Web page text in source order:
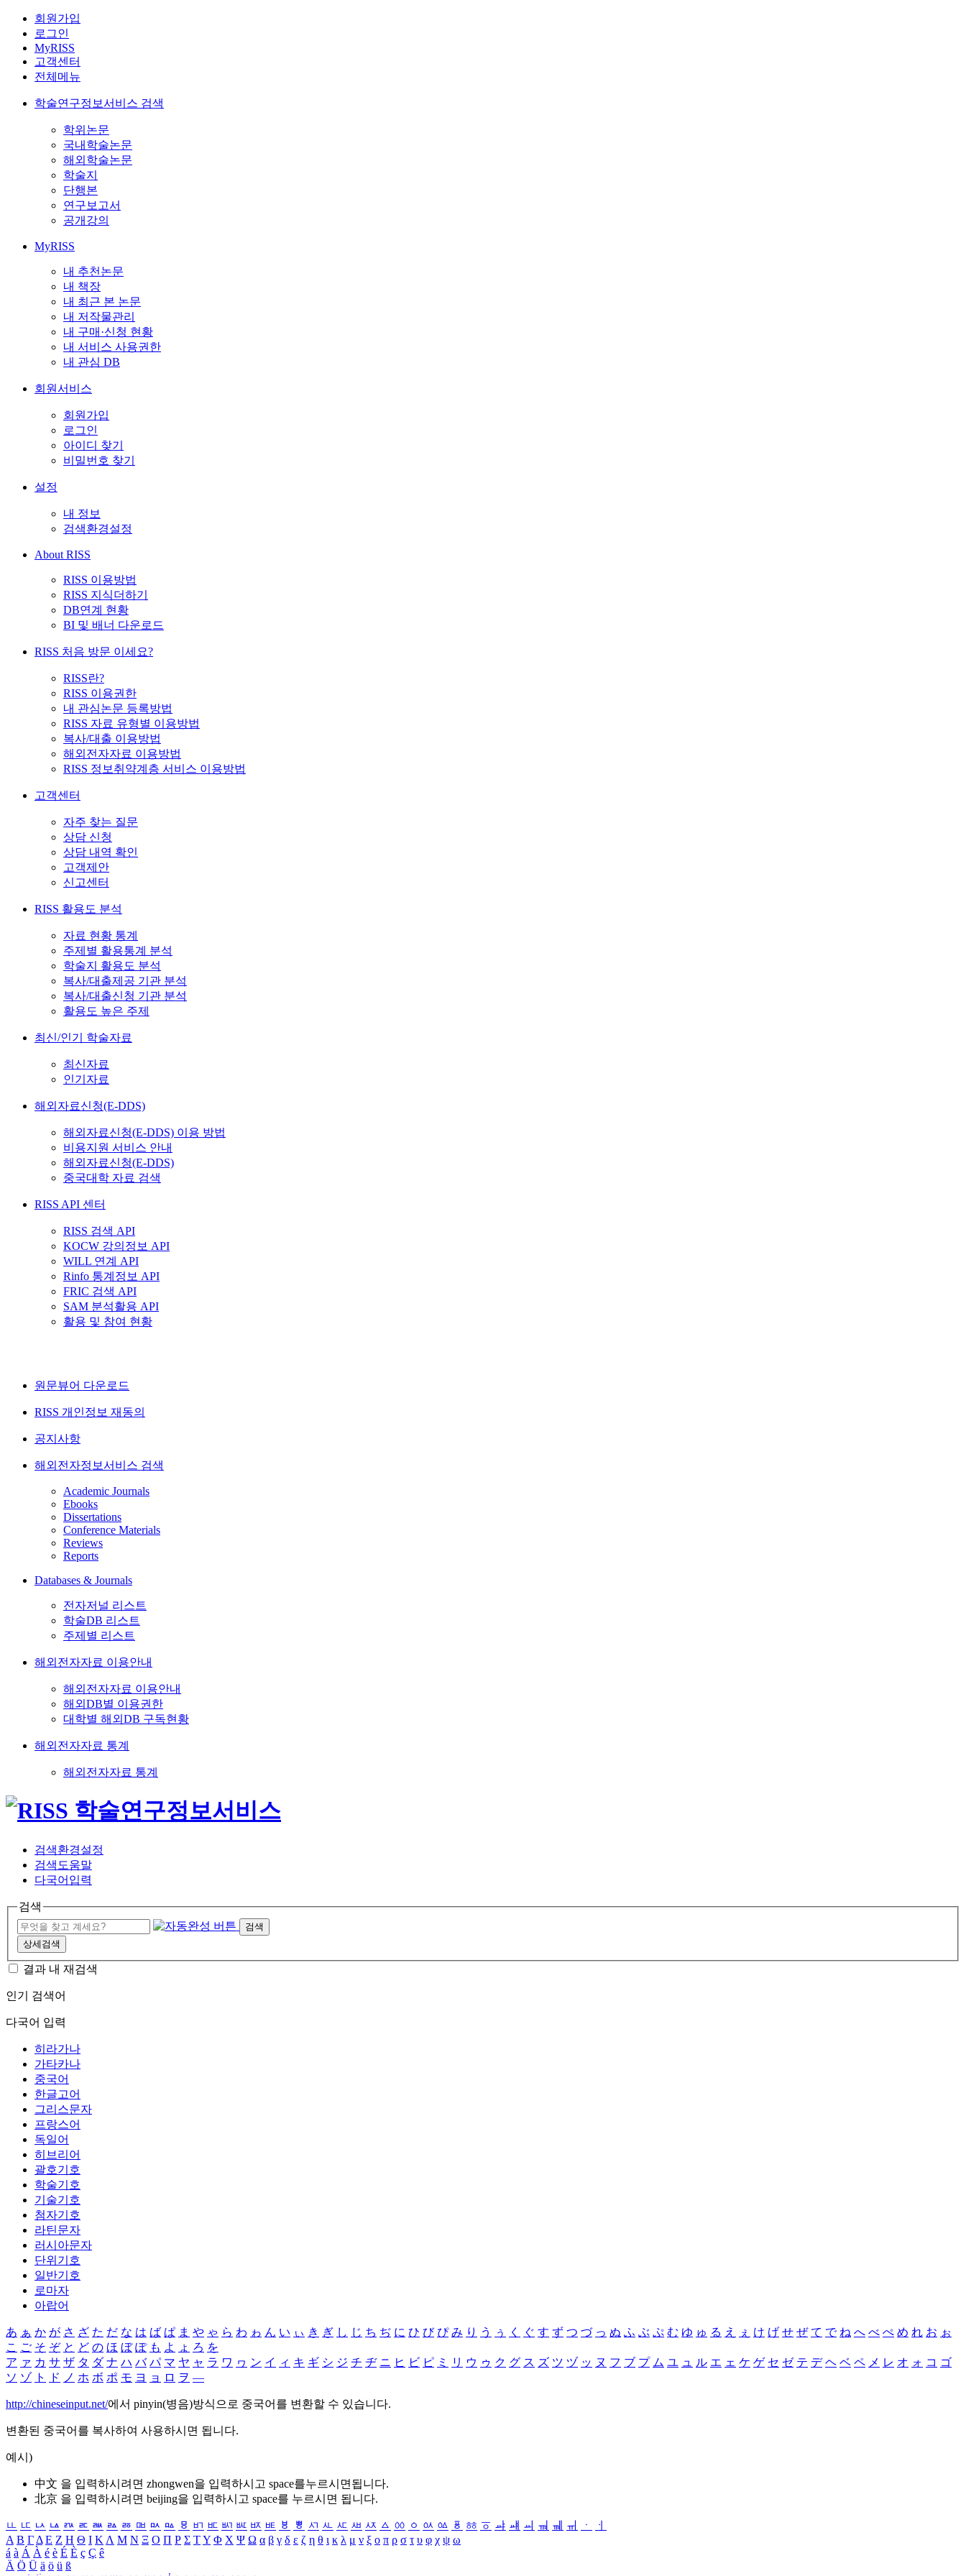
회원가입
로그인
MyRISS
고객센터
전체메뉴
학술연구정보서비스 검색
학위논문
국내학술논문
해외학술논문
학술지
단행본
연구보고서
공개강의
MyRISS
내 추천논문
내 책장
내 최근 본 논문
내 저작물관리
내 구매·신청 현황
내 서비스 사용권한
내 관심 DB
회원서비스
회원가입
로그인
아이디 찾기
비밀번호 찾기
설정
내 정보
검색환경설정
About RISS
RISS 이용방법
RISS 지식더하기
DB연계 현황
BI 및 배너 다운로드
RISS 처음 방문 이세요?
RISS란?
RISS 이용권한
내 관심논문 등록방법
RISS 자료 유형별 이용방법
복사/대출 이용방법
해외전자자료 이용방법
RISS 정보취약계층 서비스 이용방법
고객센터
자주 찾는 질문
상담 신청
상담 내역 확인
고객제안
신고센터
RISS 활용도 분석
자료 현황 통계
주제별 활용통계 분석
학술지 활용도 분석
복사/대출제공 기관 분석
복사/대출신청 기관 분석
활용도 높은 주제
최신/인기 학술자료
최신자료
인기자료
해외자료신청(E-DDS)
해외자료신청(E-DDS) 이용 방법
비용지원 서비스 안내
해외자료신청(E-DDS)
중국대학 자료 검색
RISS API 센터
RISS 검색 API
KOCW 강의정보 API
WILL 연계 API
Rinfo 통계정보 API
FRIC 검색 API
SAM 분석활용 API
활용 및 참여 현황
원문뷰어 다운로드
RISS 개인정보 재동의
공지사항
해외전자정보서비스 검색
Academic Journals
Ebooks
Dissertations
Conference Materials
Reviews
Reports
Databases & Journals
전자저널 리스트
학술DB 리스트
주제별 리스트
해외전자자료 이용안내
해외전자자료 이용안내
해외DB별 이용권한
대학별 해외DB 구독현황
해외전자자료 통계
해외전자자료 통계
검색환경설정
검색도움말
다국어입력
검색
검색
상세검색
결과 내 재검색
인기 검색어
다국어 입력
히라가나
가타카나
중국어
한글고어
그리스문자
프랑스어
독일어
히브리어
괄호기호
학술기호
기술기호
첨자기호
라틴문자
러시아문자
단위기호
일반기호
로마자
아랍어
あ ぁ か が さ ざ た だ な は ば ぱ ま や ゃ ら わ ゎ ん い ぃ き ぎ し じ ち ぢ に ひ び ぴ み り う ぅ く ぐ す ず つ づ っ ぬ ふ ぶ ぷ む ゆ ゅ る え ぇ け げ せ ぜ て で ね へ べ ぺ め れ お ぉ
こ ご そ ぞ と ど の ほ ぼ ぽ も よ ょ ろ を
ア ァ カ サ ザ タ ダ ナ ハ バ パ マ ヤ ャ ラ ワ ヮ ン イ ィ キ ギ シ ジ チ ヂ ニ ヒ ビ ピ ミ リ ウ ゥ ク グ ス ズ ツ ヅ ッ ヌ フ ブ プ ム ユ ュ ル エ ェ ケ ゲ セ ゼ テ デ ヘ ベ ペ メ レ オ ォ コ ゴ
ソ ゾ ト ド ノ ホ ボ ポ モ ヨ ョ ロ ヲ ―
http://chineseinput.net/에서 pinyin(병음)방식으로 중국어를 변환할 수 있습니다.
변환된 중국어를 복사하여 사용하시면 됩니다.
예시)
中文 을 입력하시려면 zhongwen을 입력하시고 space를누르시면됩니다.
北京 을 입력하시려면 beijing을 입력하시고 space를 누르시면 됩니다.
ㅥ ㅦ ㅧ ㅨ ㅩ ㅪ ㅫ ㅬ ㅭ ㅮ ㅯ ㅰ ㅱ ㅲ ㅳ ㅴ ㅵ ㅶ ㅷ ㅸ ㅹ ㅺ ㅻ ㅼ ㅽ ㅾ ㅿ ㆀ ㆁ ㆂ ㆃ ㆄ ㆅ ㆆ ㆇ ㆈ ㆉ ㆊ ㆋ ㆌ ㆍ
ㆎ
Α Β ΓΔ Ε Ζ Η Θ Ι ΚΛ Μ Ν Ξ Ο Π Ρ Σ ΤΥ Φ Χ Ψ Ω α β γ δ ε ζ η θ ι κ λ μ ν ξ ο π ρ σ τ υ φ χ ψ ω
á à Á À é è É È ç Ç ê
Ä Ö Ü ä ö ü ß